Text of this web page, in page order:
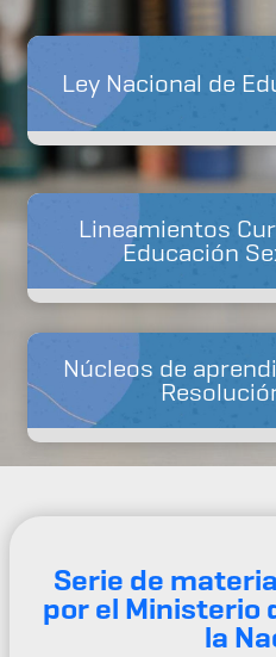
Ley Nacional de
Lineamientos
Educación
Núcleos de
Serie de
por el Ministerio
la